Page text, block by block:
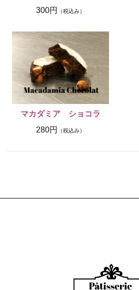
300円
（税込み）
マカダミア ショコラ
280円
（税込み）